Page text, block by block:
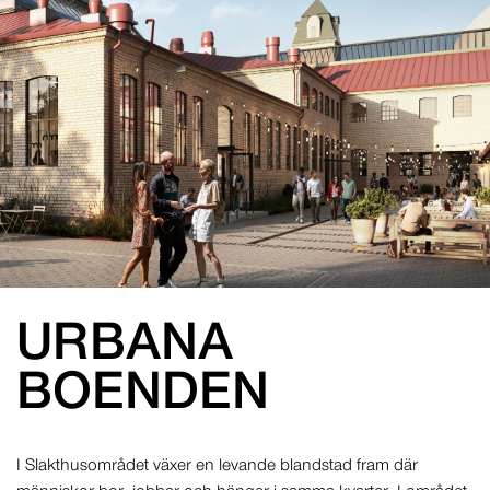
URBANA
BOENDEN
I Slakthusområdet växer en levande blandstad fram där